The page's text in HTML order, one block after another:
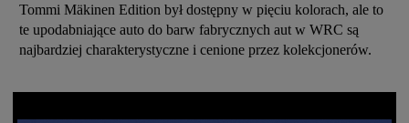
Tommi Mäkinen Edition był dostępny w pięciu kolorach, ale to
te upodabniające auto do barw fabrycznych aut w WRC są
najbardziej charakterystyczne i cenione przez kolekcjonerów.